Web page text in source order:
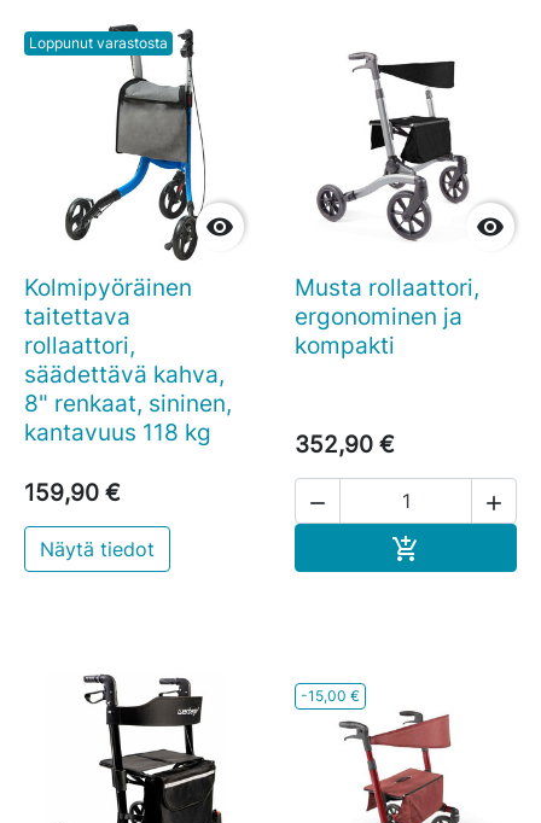
Loppunut varastosta

Kolmipyöräinen
taitettava
rollaattori,
säädettävä kahva,
8" renkaat, sininen,
kantavuus 118 kg
159,90 €
Näytä tiedot

Musta rollaattori,
ergonominen ja
kompakti
352,90 €
 

-15,00 €